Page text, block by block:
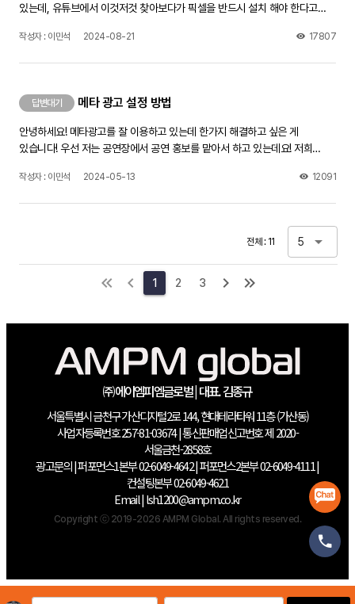
있는데, 유튜브에서 이것저것 찾아보다가 픽셀을 반드시 설치 해야 한다고
픽셀을 쉽게 말해서 설명 부탁드립니다. 그리고, 저 같은 경우에는 메타 광고를
작성자 : 이민석 2024-08-21 17807
답변대기 메타 광고 설정 방법
안녕하세요! 메타광고를 잘 이용하고 있는데 한가지 해결하고 싶은 게
있습니다! 우선 저는 공연장에서 공연 홍보를 맡아서 하고 있는데요! 저희
방법을 말씀 드리면, 늘 저는 처음에 트래픽으로 설정을 하고 지역도
인스타그램 메타영상을 보고 예매까지 했는 지 안했는 지 확인할 수 있는 법은
없는걸까요? 방법이 있다면 어떻게 해야하는 건지 알려주시면 감사하겠습니다
작성자 : 이민석 2024-05-13 12091
전체 : 11 5
1 2 3
㈜에이엠피엠글로벌 | 대표. 김종규